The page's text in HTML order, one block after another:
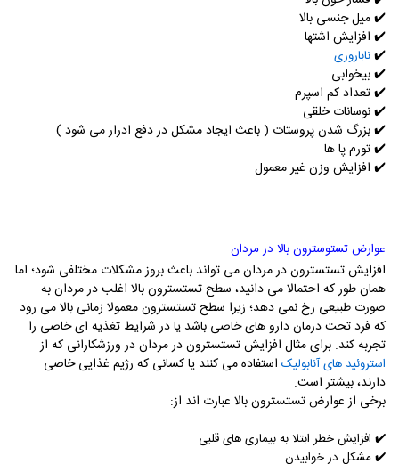
✔️میل جنسی بالا
✔️ افزایش اشتها
✔️ناباروری
✔️بیخوابی
✔️تعداد کم اسپرم
✔️نوسانات خلقی
✔️بزرگ شدن پروستات ( باعث ایجاد مشکل در دفع ادرار می شود.)
✔️تورم پا ها
✔️ افزایش وزن غیر معمول
عوارض تستوسترون بالا در مردان
افزایش تستسترون در مردان می تواند باعث بروز مشکلات مختلفی شود؛ اما
همان طور که احتمالا می دانید، سطح تستسترون بالا اغلب در مردان به
صورت طبیعی رخ نمی دهد؛ زیرا سطح تستسترون معمولا زمانی بالا می رود
که فرد تحت درمان دارو های خاصی باشد یا در شرایط تغذیه ای خاصی را
تجربه کند. برای مثال افزایش تستسترون در مردان در ورزشکارانی که از
استروئید های آنابولیک استفاده می کنند یا کسانی که رژیم غذایی خاصی
دارند، بیشتر است.
برخی از عوارض تستسترون بالا عبارت اند از:
✔️ افزایش خطر ابتلا به بیماری های قلبی
✔️مشکل در خوابیدن